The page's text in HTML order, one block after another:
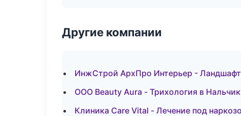
Другие компании
ИнжСтрой АрхПро Интерьер - Ландшафт
ООО Beauty Aura - Трихология в Нальчик
Клиника Care Vital - Лечение под